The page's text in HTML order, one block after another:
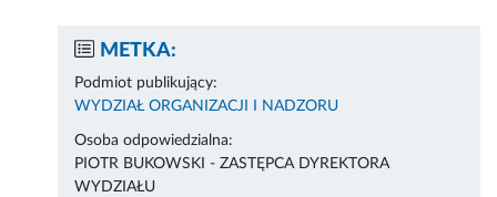
METKA:
Podmiot publikujący:
WYDZIAŁ ORGANIZACJI I NADZORU
Osoba odpowiedzialna:
PIOTR BUKOWSKI - ZASTĘPCA DYREKTORA
WYDZIAŁU